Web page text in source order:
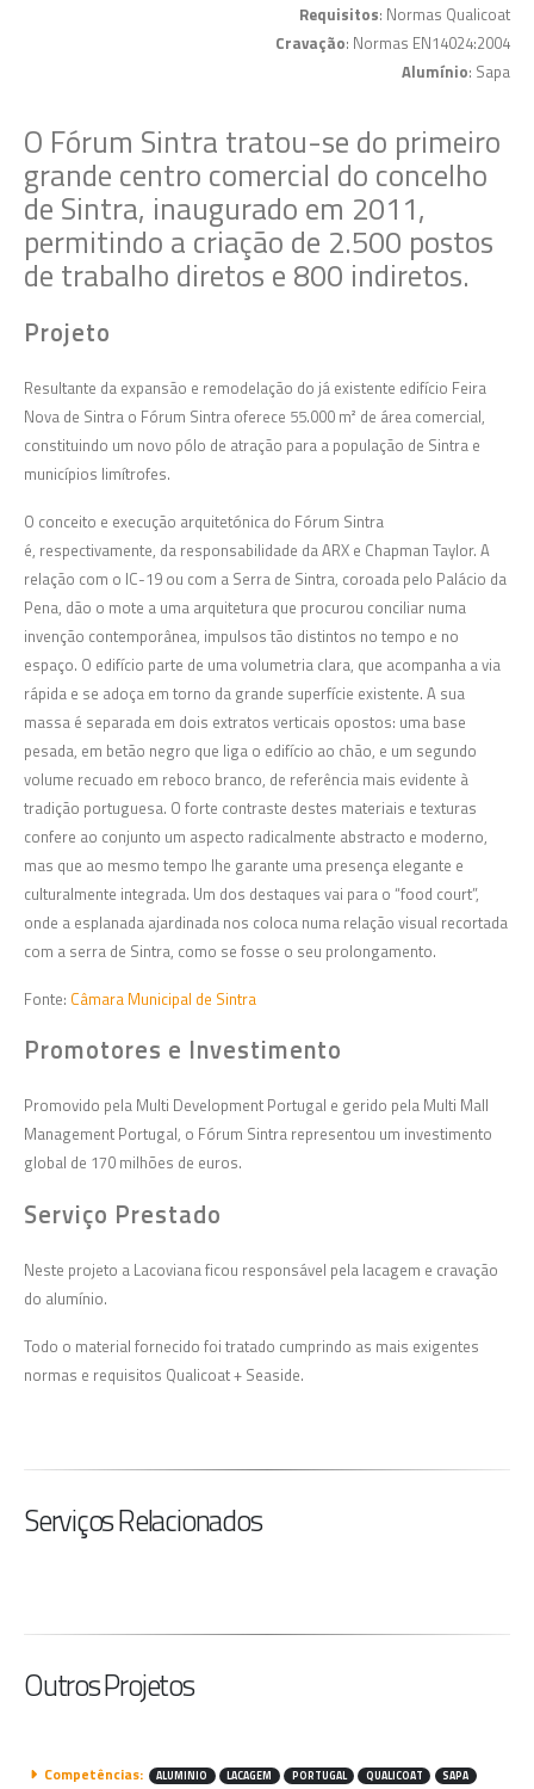
Requisitos: Normas Qualicoat
Cravação: Normas EN14024:2004
Alumínio: Sapa
O Fórum Sintra tratou-se do primeiro
grande centro comercial do concelho
de Sintra, inaugurado em 2011,
permitindo a criação de 2.500 postos
de trabalho diretos e 800 indiretos.
Projeto
Resultante da expansão e remodelação do já existente edifício Feira
Nova de Sintra o Fórum Sintra oferece 55.000 m² de área comercial,
constituindo um novo pólo de atração para a população de Sintra e
municípios limítrofes.
O conceito e execução arquitetónica do Fórum Sintra
é, respectivamente, da responsabilidade da ARX e Chapman Taylor. A
relação com o IC-19 ou com a Serra de Sintra, coroada pelo Palácio da
Pena, dão o mote a uma arquitetura que procurou conciliar numa
invenção contemporânea, impulsos tão distintos no tempo e no
espaço. O edifício parte de uma volumetria clara, que acompanha a via
rápida e se adoça em torno da grande superfície existente. A sua
massa é separada em dois extratos verticais opostos: uma base
pesada, em betão negro que liga o edifício ao chão, e um segundo
volume recuado em reboco branco, de referência mais evidente à
tradição portuguesa. O forte contraste destes materiais e texturas
confere ao conjunto um aspecto radicalmente abstracto e moderno,
mas que ao mesmo tempo lhe garante uma presença elegante e
culturalmente integrada. Um dos destaques vai para o “food court”,
onde a esplanada ajardinada nos coloca numa relação visual recortada
com a serra de Sintra, como se fosse o seu prolongamento.
Fonte: Câmara Municipal de Sintra
Promotores e Investimento
Promovido pela Multi Development Portugal e gerido pela Multi Mall
Management Portugal, o Fórum Sintra representou um investimento
global de 170 milhões de euros.
Serviço Prestado
Neste projeto a Lacoviana ficou responsável pela lacagem e cravação
do alumínio.
Todo o material fornecido foi tratado cumprindo as mais exigentes
normas e requisitos Qualicoat + Seaside.
Serviços Relacionados
Outros Projetos
Competências: ALUMINIO LACAGEM PORTUGAL QUALICOAT SAPA